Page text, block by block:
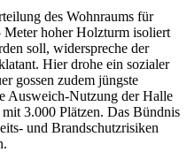
des Wohnraums für
Meter hoher Holzturm isoliert
soll, widerspreche der
Hier drohe ein sozialer
gossen zudem jüngste
Ausweich-Nutzung der Halle
3.000 Plätzen. Das Bündnis
und Brandschutzrisiken